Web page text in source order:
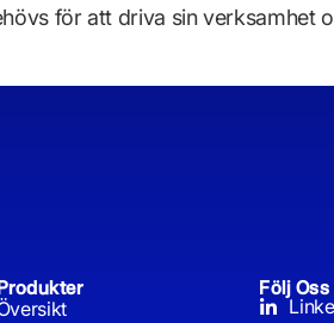
för att driva sin verksamhet
Följ Oss